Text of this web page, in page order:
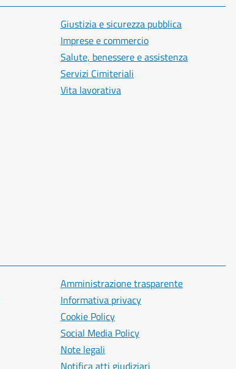
Giustizia e sicurezza pubblica
Imprese e commercio
Salute, benessere e assistenza
Servizi Cimiteriali
Vita lavorativa
Amministrazione trasparente
Informativa privacy
Cookie Policy
Social Media Policy
Note legali